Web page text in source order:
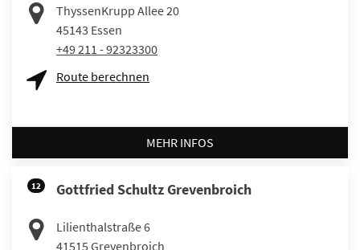
ThyssenKrupp Allee 20
45143 Essen
+49 211 - 92323300
Route berechnen
MEHR INFOS
12 Gottfried Schultz Grevenbroich
Lilienthalstraße 6
41515 Grevenbroich